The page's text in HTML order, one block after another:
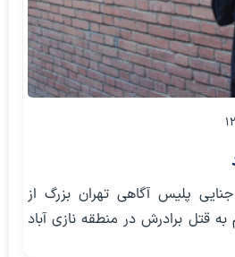
جنایی پلیس آگاهی تهران بزرگ از
قتل برادرش در منطقه نازی آباد